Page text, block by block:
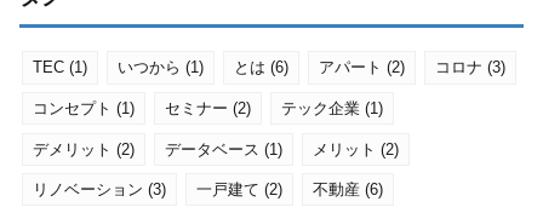
TEC(1) いつから (1) とは (6) アパート (2) コロナ (3)
コンセプト (1) セミナー (2) テック企業(1)
デメリット (2) データベース (1) メリット (2)
リノベーション (3) 一戸建て (2) 不動産(6)